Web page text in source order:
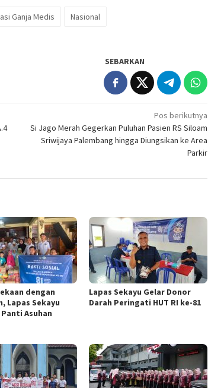
Ganja Medis
Nasional
SEBARKAN
Pos berikutnya
Si Jago Merah Gegerkan Puluhan Pasien RS Siloam
Sriwijaya Palembang hingga Diungsikan ke Area
Parkir
dengan
Lapas Sekayu
Asuhan
Lapas Sekayu Gelar Donor
Darah Peringati HUT RI ke-81